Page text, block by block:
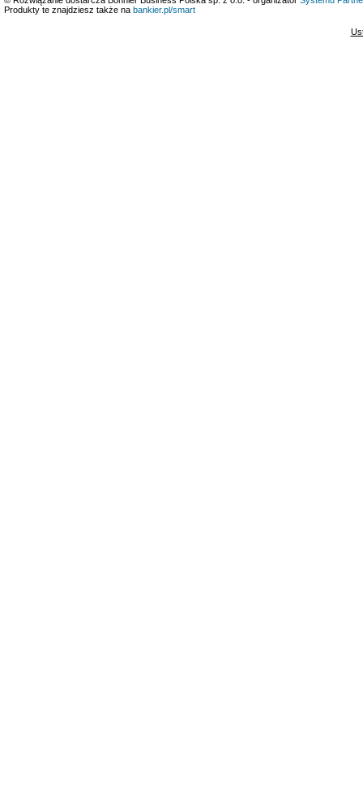
Produkty te znajdziesz także na bankier.pl/smart